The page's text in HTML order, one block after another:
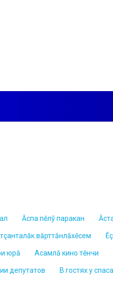
Ăспа пĕлỹ паракан
вăрттăнлăхĕсем
юрă Асамлă кино тĕнчи
депутатов В гостях у